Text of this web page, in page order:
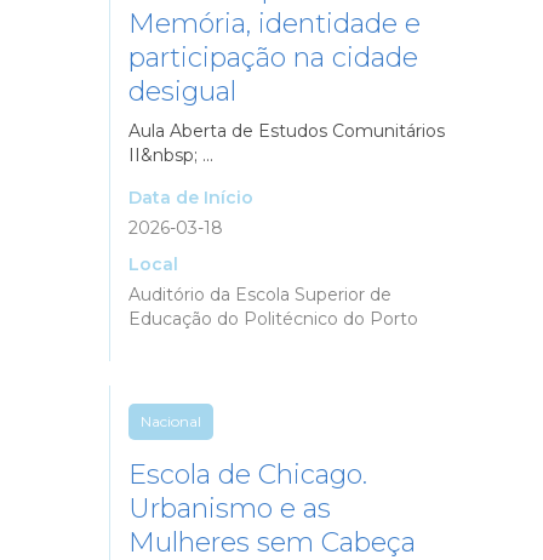
Memória, identidade e
participação na cidade
desigual
Aula Aberta de Estudos Comunitários
II&nbsp; ...
Data de Início
2026-03-18
Local
Auditório da Escola Superior de
Educação do Politécnico do Porto
Nacional
Escola de Chicago.
Urbanismo e as
Mulheres sem Cabeça